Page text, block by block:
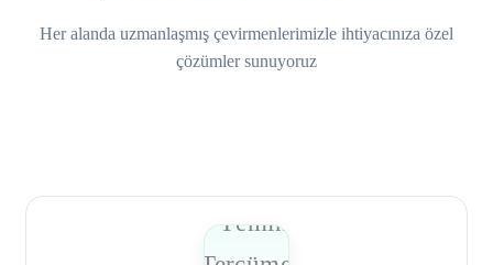
Her alanda uzmanlaşmış çevirmenlerimizle ihtiyacınıza özel
çözümler sunuyoruz